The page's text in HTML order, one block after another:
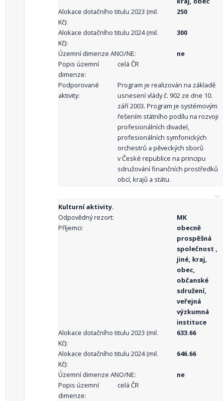
Alokace dotačního titulu 2023 (mil.
Kč):
250
Alokace dotačního titulu 2024 (mil.
Kč):
300
Územní dimenze ANO/NE:
ne
Popis územní
dimenze:
celá ČR
Podporované
aktivity:
Program je realizován na základě
usnesení vlády č. 902 ze dne 10.
září 2003. Program je systémovým
řešením státního podílu na rozvoji
profesionálních divadel,
profesionálních symfonických
orchestrů a pěveckých sborů
v České republice na principu
sdružování finančních prostředků
obcí, krajů a státu.
Kulturní aktivity.
Odpovědný rezort:
MK
Příjemci:
obecně
prospěšná
společnost ,
jiné, kraj,
obec,
občanské
sdružení,
veřejná
výzkumná
instituce
Alokace dotačního titulu 2023 (mil.
Kč):
633.66
Alokace dotačního titulu 2024 (mil.
Kč):
646.66
Územní dimenze ANO/NE:
ne
Popis územní
dimenze:
celá ČR